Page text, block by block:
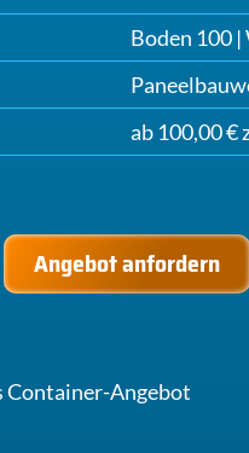
Boden 100 |
ab 100,00 €
Angebot anfordern
Container-Angebot